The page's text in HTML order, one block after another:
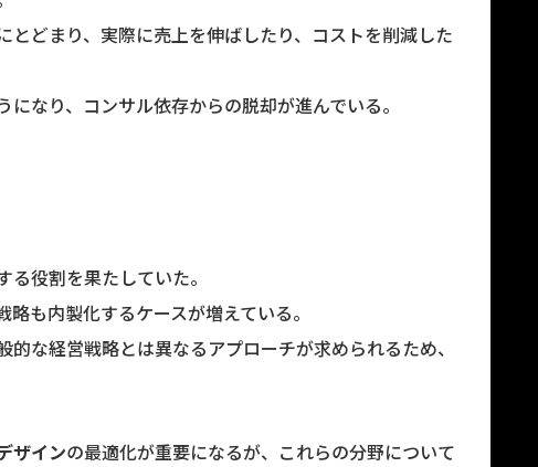
どまり、実際に売上を伸ばしたり、コストを削減した
なり、コンサル依存からの脱却が進んでいる。
役割を果たしていた。
も内製化するケースが増えている。
な経営戦略とは異なるアプローチが求められるため、
ザインの最適化が重要になるが、これらの分野について